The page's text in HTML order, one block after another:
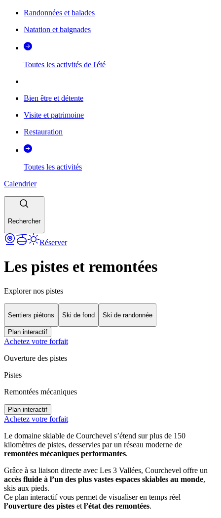
Randonnées et balades
Natation et baignades
Toutes les activités de l'été
Bien être et détente
Visite et patrimoine
Restauration
Toutes les activités
Calendrier
Rechercher
Réserver
Les pistes et remontées
Explorer nos pistes
Sentiers piétons Ski de fond Ski de randonnée
Plan interactif
Achetez votre forfait
Ouverture des pistes
Pistes
Remontées mécaniques
Plan interactif
Achetez votre forfait
Le domaine skiable de Courchevel s’étend sur plus de 150
kilomètres de pistes, desservies par un réseau moderne de
remontées mécaniques performantes.
Grâce à sa liaison directe avec Les 3 Vallées, Courchevel offre un
accès fluide à l’un des plus vastes espaces skiables au monde,
skis aux pieds.
Ce plan interactif vous permet de visualiser en temps réel
l’ouverture des pistes et l’état des remontées.